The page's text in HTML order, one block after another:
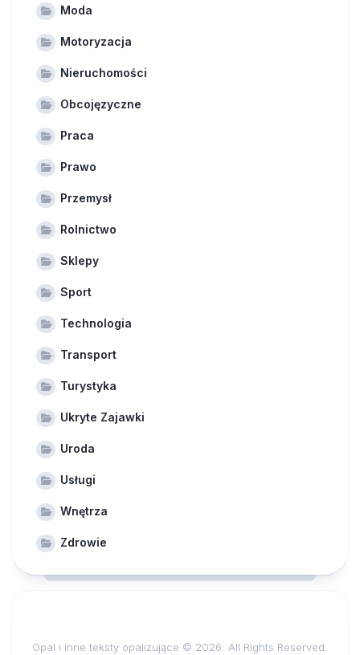
Moda
Motoryzacja
Nieruchomości
Obcojęzyczne
Praca
Prawo
Przemysł
Rolnictwo
Sklepy
Sport
Technologia
Transport
Turystyka
Ukryte Zajawki
Uroda
Usługi
Wnętrza
Zdrowie
Opal i inne teksty opalizujące © 2026. All Rights Reserved.